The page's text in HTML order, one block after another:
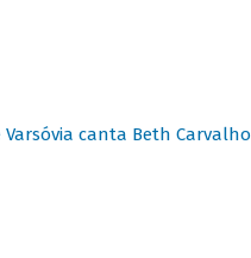
Varsóvia canta Beth Carvalho